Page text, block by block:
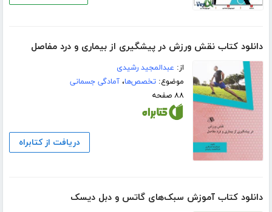
دانلود کتاب نقش ورزش در پیشگیری از بیماری و درد مفاصل
از: عبدالمجید رشیدی
موضوع:تخصص‌ها،آمادگی جسمانی
۸۸ صفحه
دریافت از کتابراه
دانلود کتاب آموزش سبک‌های گاتس و دبل دیسک